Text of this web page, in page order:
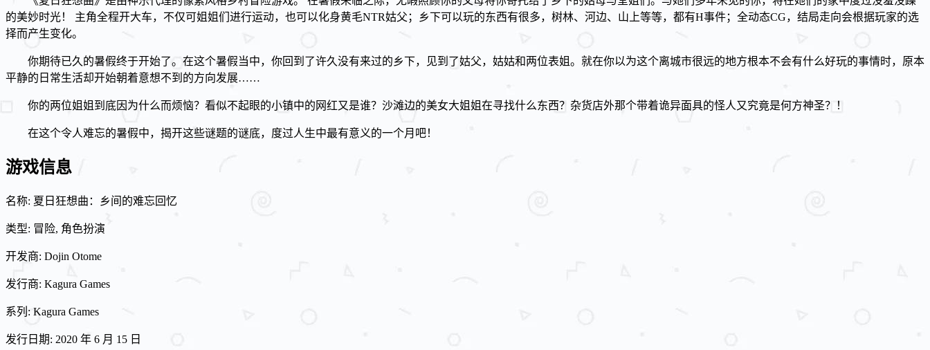
的美妙时光！ 主角全程开大车，不仅可姐姐们进行运动，也可以化身黄毛NTR姑父；乡下可以玩的东西有很多，树林、河边、山上等等，都有H事件；全动态CG，结局走向会根据玩家的选
择而产生变化。
你期待已久的暑假终于开始了。在这个暑假当中，你回到了许久没有来过的乡下，见到了姑父，姑姑和两位表姐。就在你以为这个离城市很远的地方根本不会有什么好玩的事情时，原本
平静的日常生活却开始朝着意想不到的方向发展……
你的两位姐姐到底因为什么而烦恼？看似不起眼的小镇中的网红又是谁？沙滩边的美女大姐姐在寻找什么东西？杂货店外那个带着诡异面具的怪人又究竟是何方神圣？！
在这个令人难忘的暑假中，揭开这些谜题的谜底，度过人生中最有意义的一个月吧！
游戏信息
名称: 夏日狂想曲：乡间的难忘回忆
类型: 冒险, 角色扮演
开发商: Dojin Otome
发行商: Kagura Games
系列: Kagura Games
发行日期: 2020 年 6 月 15 日